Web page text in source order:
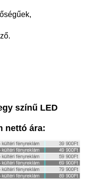
színű LED
nettó ára: